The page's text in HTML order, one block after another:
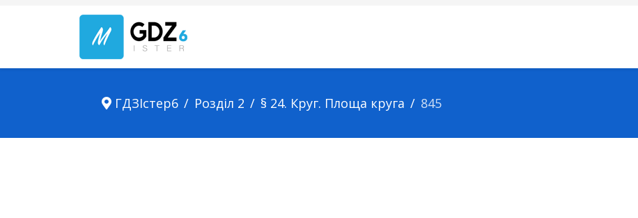
ГДЗІстер6 Розділ 2 § 24. Круг. Площа круга 845